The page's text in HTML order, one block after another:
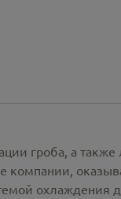
гроба, а
компании,
охлаждения